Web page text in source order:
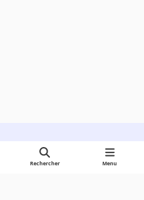
Rechercher Menu